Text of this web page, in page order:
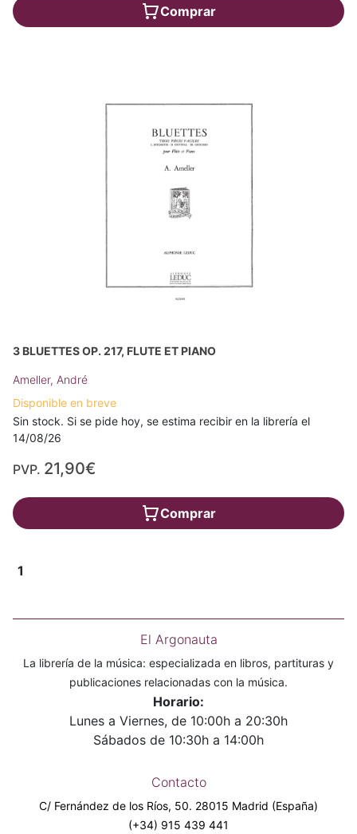
Comprar
3 BLUETTES OP. 217, FLUTE ET PIANO
Ameller, André
Disponible en breve
Sin stock. Si se pide hoy, se estima recibir en la librería el
14/08/26
PVP. 21,90€
Comprar
1
El Argonauta
La librería de la música: especializada en libros, partituras y
publicaciones relacionadas con la música.
Horario:
Lunes a Viernes, de 10:00h a 20:30h
Sábados de 10:30h a 14:00h
Contacto
C/ Fernández de los Ríos, 50. 28015 Madrid (España)
(+34) 915 439 441